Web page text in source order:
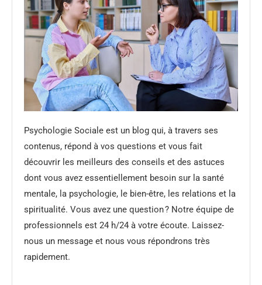
Psychologie Sociale est un blog qui, à travers ses
contenus, répond à vos questions et vous fait
découvrir les meilleurs des conseils et des astuces
dont vous avez essentiellement besoin sur la santé
mentale, la psychologie, le bien-être, les relations et la
spiritualité. Vous avez une question ? Notre équipe de
professionnels est 24 h/24 à votre écoute. Laissez-
nous un message et nous vous répondrons très
rapidement.